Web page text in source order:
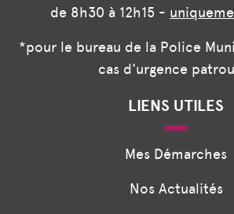
de 8h30 à 12h15 -
*pour le bureau de la Police
cas d'urgence
LIENS UTILES
Mes Démarches
Nos Actualités